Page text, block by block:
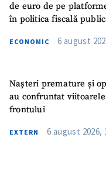
de euro de pe
în politica fiscală
ECONOMIC 6 august
Nașteri premature și
au confruntat
frontului
EXTERN 6 august 2026,